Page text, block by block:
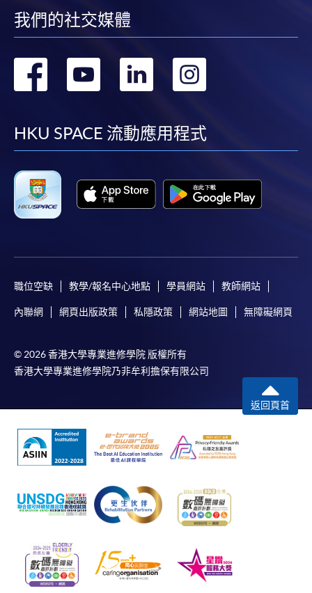
我們的社交媒體
轉
facebook
轉
youtube
轉
linkedin
HKU SPACE 流動應用程式
職位空缺 教學/報名中心地點 學員網站 教師網站
內聯網 網頁出版政策 私隱政策 網站地圖 無障礙網頁
© 2026 香港大學專業進修學院 版權所有
香港大學專業進修學院乃非牟利擔保有限公司
返回頁首